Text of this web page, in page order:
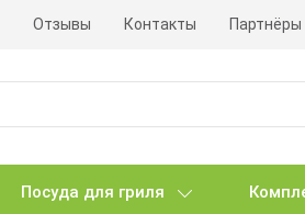
Отзывы Контакты Партнёры
Посуда для гриля